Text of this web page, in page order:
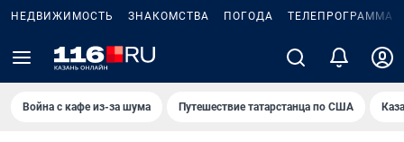
НЕДВИЖИМОСТЬ ЗНАКОМСТВА ПОГОДА ТЕЛЕПРОГРАММА
Война с кафе из-за шума Путешествие татарстанца по США